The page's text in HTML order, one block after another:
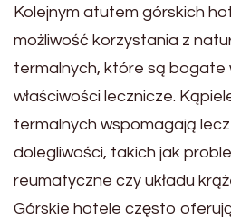
Kolejnym atutem górskich
możliwość korzystania z
termalnych, które są bogate
właściwości lecznicze.
termalnych wspomagają
dolegliwości, takich jak
reumatyczne czy układu
Górskie hotele często